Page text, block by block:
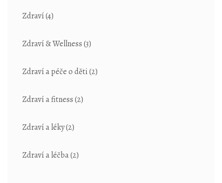
Zdraví(4)
Zdraví & Wellness(3)
Zdraví a péče o děti(2)
Zdraví a fitness(2)
Zdraví a léky(2)
Zdraví a léčba(2)